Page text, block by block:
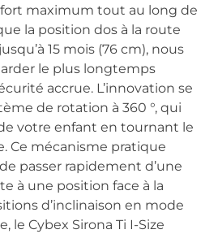
maximum tout au long de
la position dos à la route
15 mois (76 cm), nous
le plus longtemps
accrue. L’innovation se
de rotation à 360 °, qui
votre enfant en tournant le
Ce mécanisme pratique
passer rapidement d’une
à une position face à la
d’inclinaison en mode
le Cybex Sirona Ti I-Size